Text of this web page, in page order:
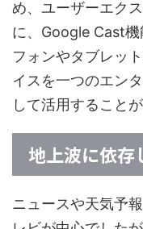
め、ユーザーエク
に、Google Cast機
フォンやタブレッ
イスを一つのエン
して活用することが
地上波に依存
ニュースや天気予